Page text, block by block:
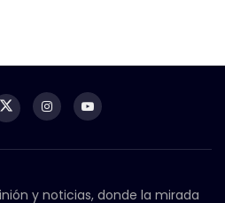
y noticias, donde la mirada